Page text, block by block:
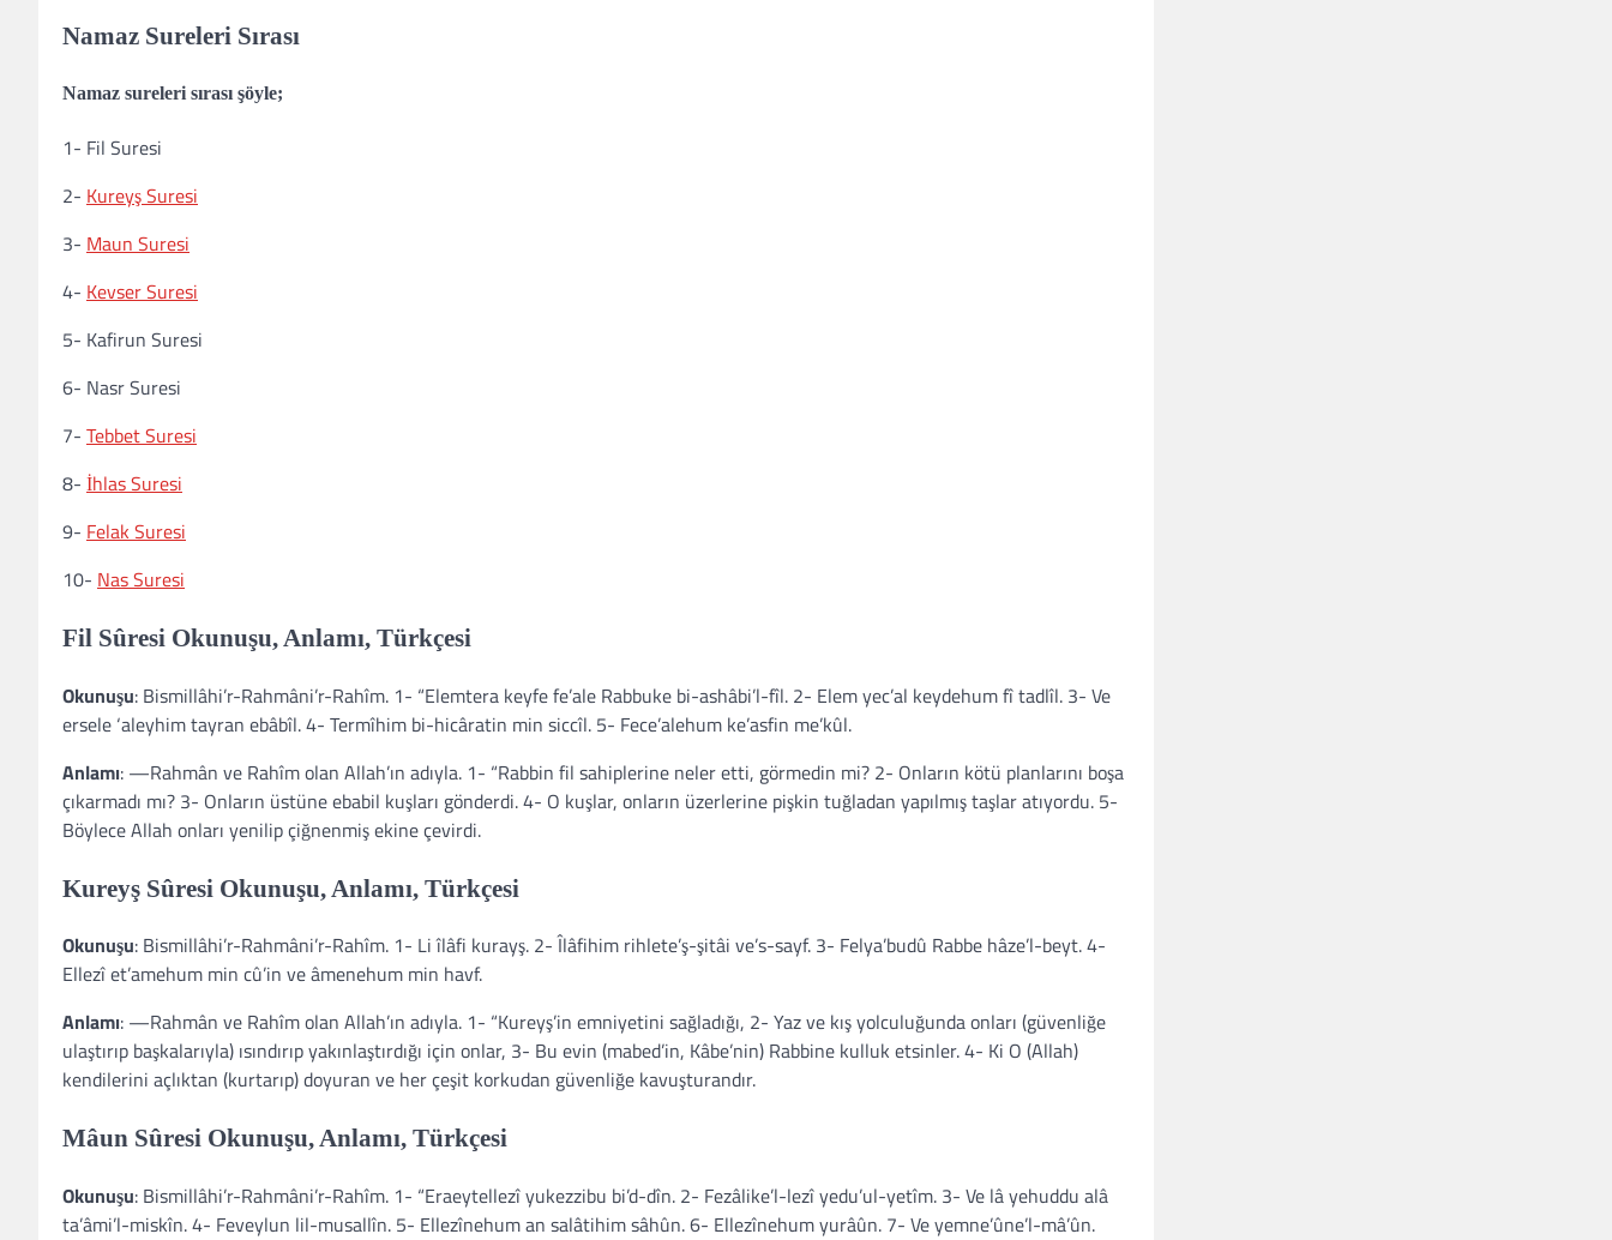
Namaz Sureleri Sırası
Namaz sureleri sırası şöyle;
1- Fil Suresi
2- Kureyş Suresi
3- Maun Suresi
4- Kevser Suresi
5- Kafirun Suresi
6- Nasr Suresi
7- Tebbet Suresi
8- İhlas Suresi
9- Felak Suresi
10- Nas Suresi
Fil Sûresi Okunuşu, Anlamı, Türkçesi
Okunuşu: Bismillâhi’r-Rahmâni’r-Rahîm. 1- “Elemtera keyfe fe’ale Rabbuke bi-ashâbi’l-fîl. 2- Elem yec’al keydehum fî tadlîl. 3- Ve
ersele ‘aleyhim tayran ebâbîl. 4- Termîhim bi-hicâratin min siccîl. 5- Fece’alehum ke’asfin me’kûl.
Anlamı: —Rahmân ve Rahîm olan Allah’ın adıyla. 1- “Rabbin fil sahiplerine neler etti, görmedin mi? 2- Onların kötü planlarını boşa
çıkarmadı mı? 3- Onların üstüne ebabil kuşları gönderdi. 4- O kuşlar, onların üzerlerine pişkin tuğladan yapılmış taşlar atıyordu. 5-
Böylece Allah onları yenilip çiğnenmiş ekine çevirdi.
Kureyş Sûresi Okunuşu, Anlamı, Türkçesi
Okunuşu: Bismillâhi’r-Rahmâni’r-Rahîm. 1- Li îlâfi kurayş. 2- Îlâfihim rihlete’ş-şitâi ve’s-sayf. 3- Felya’budû Rabbe hâze’l-beyt. 4-
Ellezî et’amehum min cû’in ve âmenehum min havf.
Anlamı: —Rahmân ve Rahîm olan Allah’ın adıyla. 1- “Kureyş’in emniyetini sağladığı, 2- Yaz ve kış yolculuğunda onları (güvenliğe
ulaştırıp başkalarıyla) ısındırıp yakınlaştırdığı için onlar, 3- Bu evin (mabed’in, Kâbe’nin) Rabbine kulluk etsinler. 4- Ki O (Allah)
kendilerini açlıktan (kurtarıp) doyuran ve her çeşit korkudan güvenliğe kavuşturandır.
Mâun Sûresi Okunuşu, Anlamı, Türkçesi
Okunuşu: Bismillâhi’r-Rahmâni’r-Rahîm. 1- “Eraeytellezî yukezzibu bi’d-dîn. 2- Fezâlike’l-lezî yedu’ul-yetîm. 3- Ve lâ yehuddu alâ
ta’âmi’l-miskîn. 4- Feveylun lil-musallîn. 5- Ellezînehum an salâtihim sâhûn. 6- Ellezînehum yurâûn. 7- Ve yemne’ûne’l-mâ’ûn.